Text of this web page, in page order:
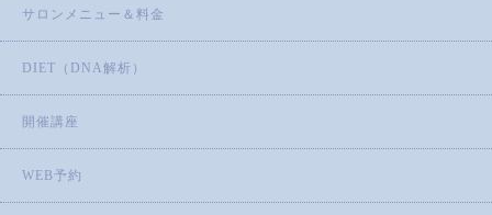
サロンメニュー＆料金
DIET（DNA解析）
開催講座
WEB予約